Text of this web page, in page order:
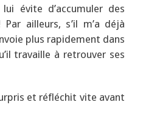
évite d’accumuler des
ailleurs, s’il m’a déjà
plus rapidement dans
travaille à retrouver ses
et réfléchit vite avant